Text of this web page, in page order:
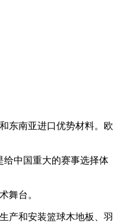
东南亚进口优势材料。欧
给中国重大的赛事选择体
舞台。
产和安装篮球木地板、羽